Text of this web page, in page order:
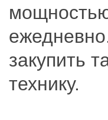
закупить
технику.